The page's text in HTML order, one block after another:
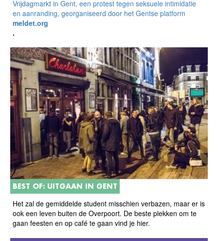
Vrijdagmarkt in Gent, een protest tegen seksuele intimidatie
en aanranding, georganiseerd door het Gentse platform
meldet.org
.
BEST OF: UITGAAN IN GENT
Het zal de gemiddelde student misschien verbazen, maar er is
ook een leven buiten de Overpoort. De beste plekken om te
gaan feesten en op café te gaan vind je hier.